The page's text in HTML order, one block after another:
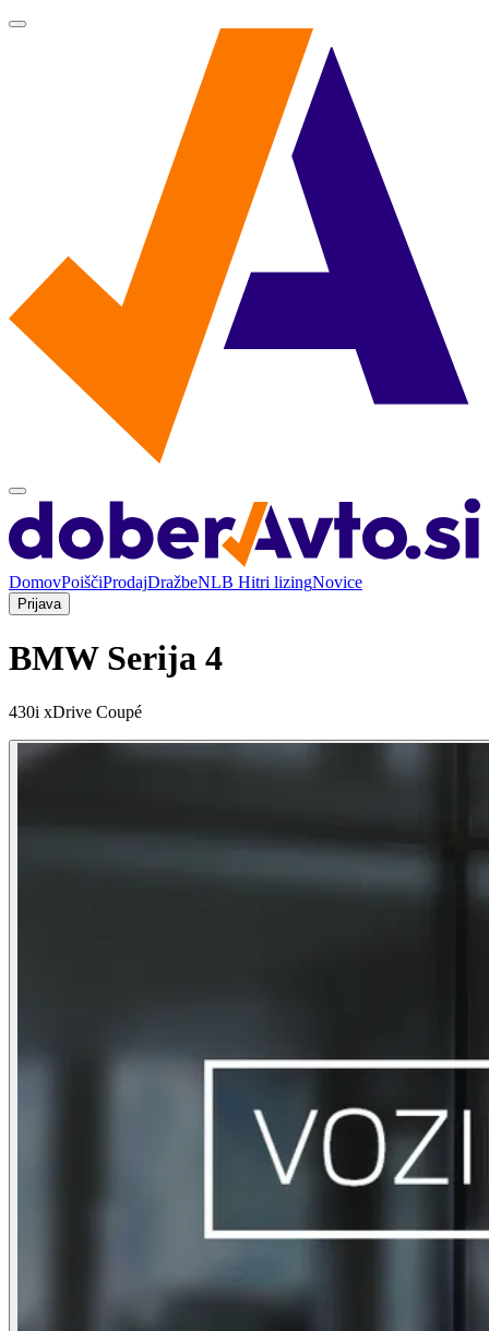
DomovPoiščiProdajDražbeNLB Hitri lizingNovice
Prijava
BMW Serija 4
430i xDrive Coupé